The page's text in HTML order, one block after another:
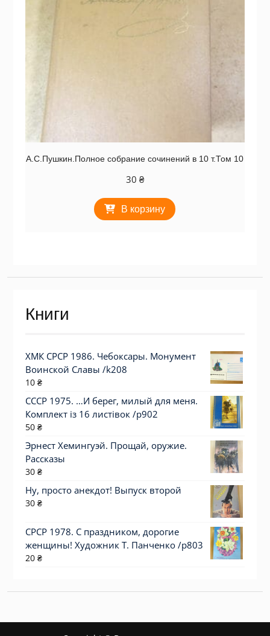
А.С.Пушкин.Полное собрание сочинений в 10 т.Том 10
30 ₴
В корзину
Книги
ХМК СРСР 1986. Чебоксары. Монумент
Воинской Славы /k208
10 ₴
СССР 1975. …И берег, милый для меня.
Комплект із 16 листівок /р902
50 ₴
Эрнест Хемингуэй. Прощай, оружие.
Рассказы
30 ₴
Ну, просто анекдот! Выпуск второй
30 ₴
СРСР 1978. С праздником, дорогие
женщины! Художник Т. Панченко /р803
20 ₴